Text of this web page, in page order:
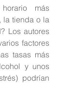
más
la tienda o la
Los autores
factores
tasas más
y unos
podrían